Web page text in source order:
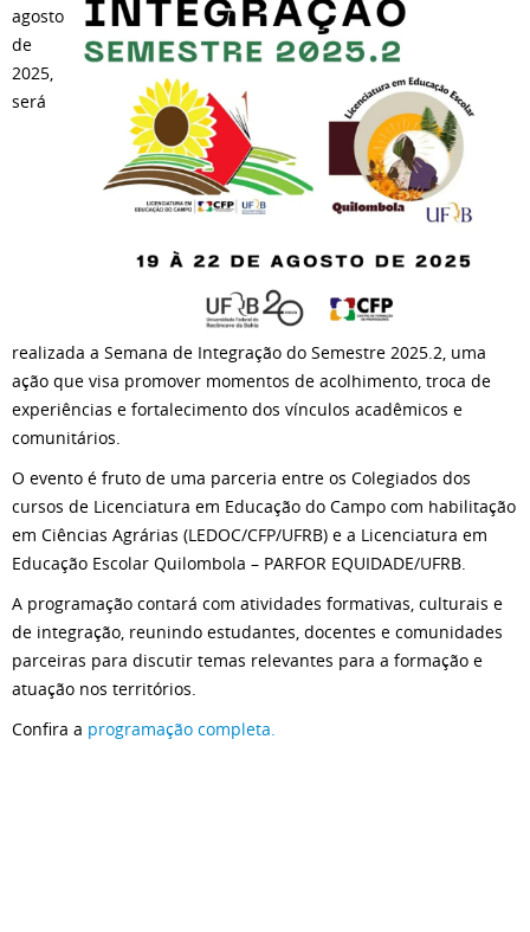
agosto
de
2025,
será
realizada a Semana de Integração do Semestre 2025.2, uma
ação que visa promover momentos de acolhimento, troca de
experiências e fortalecimento dos vínculos acadêmicos e
comunitários.
O evento é fruto de uma parceria entre os Colegiados dos
cursos de Licenciatura em Educação do Campo com habilitação
em Ciências Agrárias (LEDOC/CFP/UFRB) e a Licenciatura em
Educação Escolar Quilombola – PARFOR EQUIDADE/UFRB.
A programação contará com atividades formativas, culturais e
de integração, reunindo estudantes, docentes e comunidades
parceiras para discutir temas relevantes para a formação e
atuação nos territórios.
Confira a programação completa.